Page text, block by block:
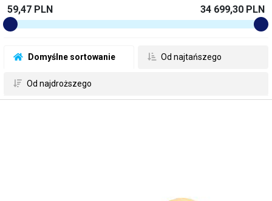
Domyślne sortowanie Od najtańszego
Od najdroższego
59,47 PLN 34 699,30 PLN